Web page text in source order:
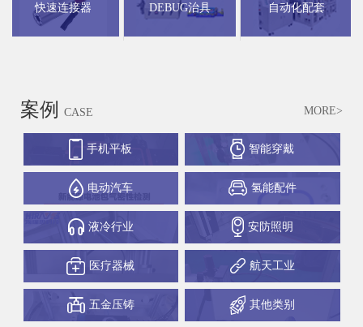
快速连接器 DEBUG治具 自动化配套
案例 CASE MORE>
手机平板 智能穿戴
电动汽车 氢能配件
液冷行业 安防照明
医疗器械 航天工业
五金压铸 其他类别